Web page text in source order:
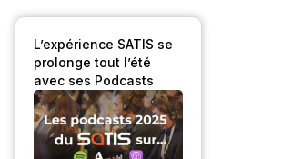
L’expérience SATIS se
prolonge tout l’été
avec ses Podcasts